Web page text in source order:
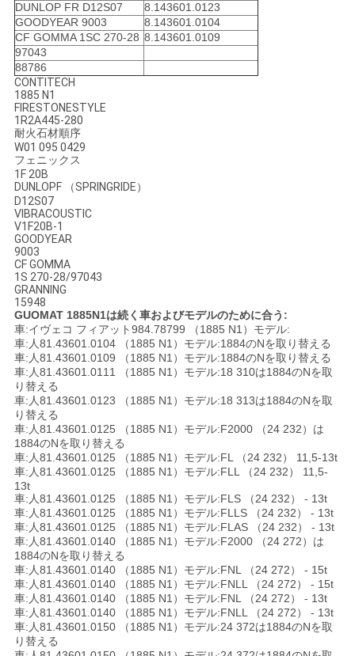
引
用
を
要
求
し
な
さ
い
地
図
PRIVACY
POLICY
DUNLOP FR D12S07
8.143601.0123
GOODYEAR 9003
8.143601.0104
CF GOMMA 1SC 270-28 8.143601.0109
97043
88786
CONTITECH
1885 N1
FIRESTONESTYLE
1R2A445-280
耐火石材順序
W01 095 0429
フェニックス
1F 20B
DUNLOPF （SPRINGRIDE）
D12S07
VIBRACOUSTIC
V1F20B-1
GOODYEAR
9003
CF GOMMA
1S 270-28/97043
GRANNING
15948
GUOMAT 1885N1は続く車およびモデルのために合う:
車:イヴェコ フィアット984.78799 （1885 N1）モデル:
車:人81.43601.0104 （1885 N1）モデル:1884のNを取り替える
車:人81.43601.0109 （1885 N1）モデル:1884のNを取り替える
車:人81.43601.0111 （1885 N1）モデル:18 310は1884のNを取
り替える
車:人81.43601.0123 （1885 N1）モデル:18 313は1884のNを取
り替える
車:人81.43601.0125 （1885 N1）モデル:F2000 （24 232）は
1884のNを取り替える
車:人81.43601.0125 （1885 N1）モデル:FL （24 232） 11,5-13t
車:人81.43601.0125 （1885 N1）モデル:FLL （24 232） 11,5-
13t
車:人81.43601.0125 （1885 N1）モデル:FLS （24 232） - 13t
車:人81.43601.0125 （1885 N1）モデル:FLLS （24 232） - 13t
車:人81.43601.0125 （1885 N1）モデル:FLAS （24 232） - 13t
車:人81.43601.0140 （1885 N1）モデル:F2000 （24 272）は
1884のNを取り替える
車:人81.43601.0140 （1885 N1）モデル:FNL （24 272） - 15t
車:人81.43601.0140 （1885 N1）モデル:FNLL （24 272） - 15t
車:人81.43601.0140 （1885 N1）モデル:FNL （24 272） - 13t
車:人81.43601.0140 （1885 N1）モデル:FNLL （24 272） - 13t
車:人81.43601.0150 （1885 N1）モデル:24 372は1884のNを取
り替える